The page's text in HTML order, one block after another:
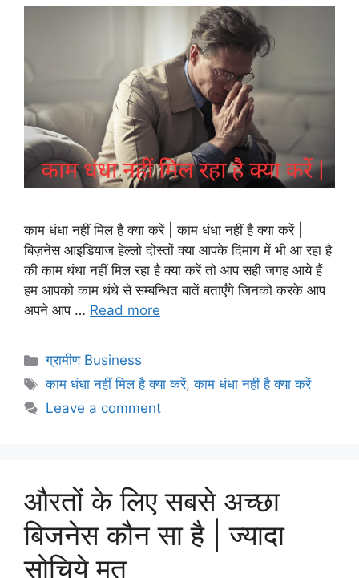
काम धंधा नहीं मिल है क्या करें | काम धंधा नहीं है क्या करें |
बिज़नेस आइडियाज हेल्लो दोस्तों क्या आपके दिमाग में भी आ रहा है
की काम धंधा नहीं मिल रहा है क्या करें तो आप सही जगह आये हैं
हम आपको काम धंधे से सम्बन्धित बातें बताएँगे जिनको करके आप
अपने आप … Read more
Categories
ग्रामीण Business
Tags
काम धंधा नहीं मिल है क्या करें,काम धंधा नहीं है क्या करें
Leave a comment
औरतों के लिए सबसे अच्छा
बिजनेस कौन सा है | ज्यादा
सोचिये मत